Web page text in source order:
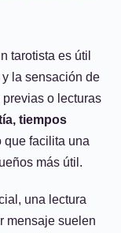
tarotista es útil
la sensación de
o lecturas
tiempos
que facilita una
más útil.
una lectura
mensaje suelen